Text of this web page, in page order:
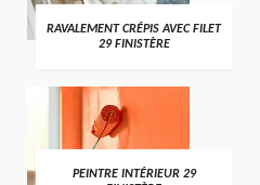
RAVALEMENT CRÉPIS AVEC FILET
29 FINISTÈRE
PEINTRE INTÉRIEUR 29